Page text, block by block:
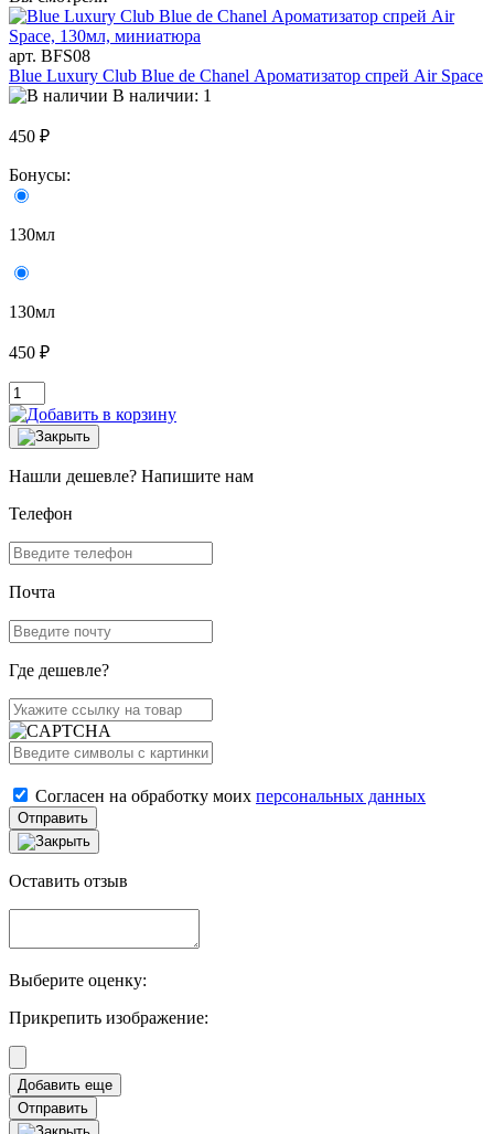
арт. BFS08
Blue Luxury Club Blue de Chanel Ароматизатор спрей Air Space
В наличии: 1
450 ₽
Бонусы:
130мл
130мл
450 ₽
Нашли дешевле? Напишите нам
Телефон
Почта
Где дешевле?
Согласен на обработку моих персональных данных
Отправить
Оставить отзыв
Выберите оценку:
Прикрепить изображение:
Отправить